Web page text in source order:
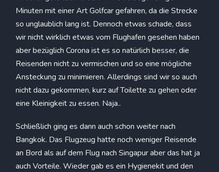
Minuten mit einer Art Golfcar gefahren, da die Strecke
so unglaublich lang ist. Dennoch etwas schade, dass
wir nicht wirklich etwas vom Flughafen gesehen haben
aber bezüglich Corona ist es so natürlich besser, die
Reisenden nicht zu vermischen und so eine mögliche
Ansteckung zu minimieren. Allerdings sind wir so auch
nicht dazu gekommen, kurz auf Toilette zu gehen oder
eine Kleinigkeit zu essen. Naja..
Schließlich ging es dann auch schon weiter nach
Bangkok. Das Flugzeug hatte noch weniger Reisende
an Bord als auf dem Flug nach Singapur aber das hat ja
auch Vorteile. Wieder gab es ein Hygienekit und den